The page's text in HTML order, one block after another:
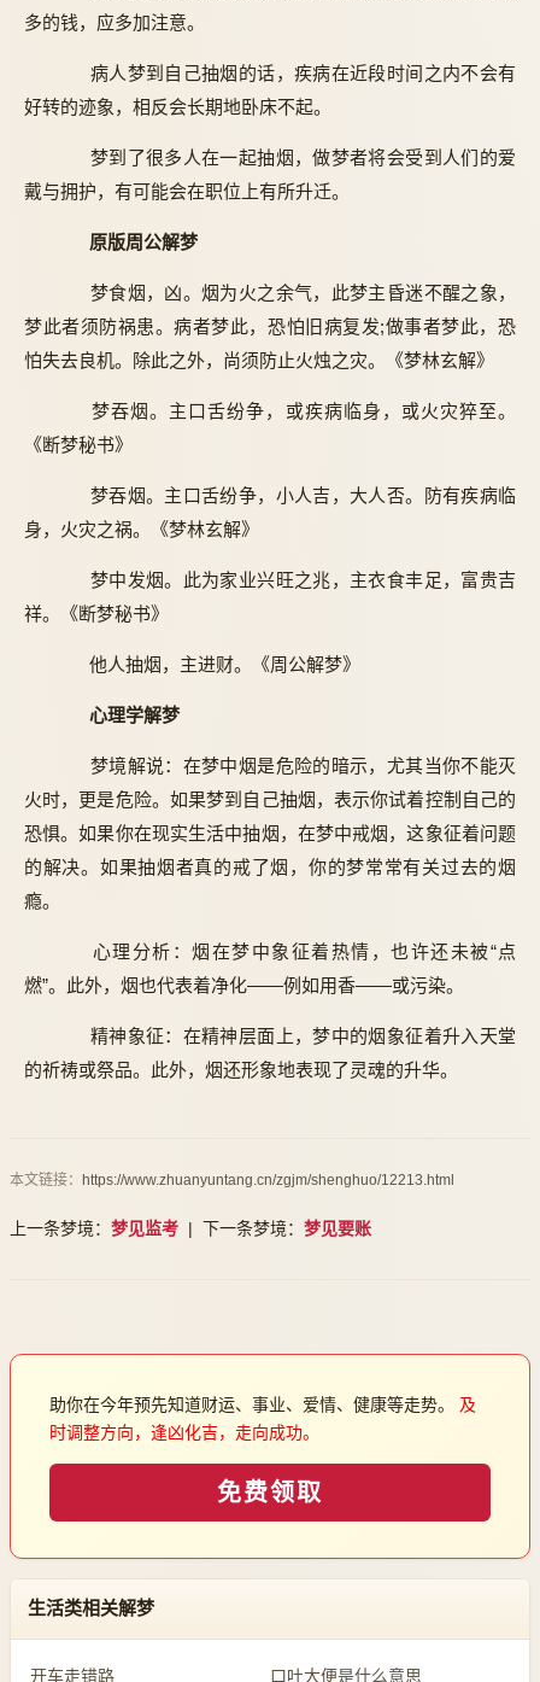
多的钱，应多加注意。
病人梦到自己抽烟的话，疾病在近段时间之内不会有
好转的迹象，相反会长期地卧床不起。
梦到了很多人在一起抽烟，做梦者将会受到人们的爱
戴与拥护，有可能会在职位上有所升迁。
原版周公解梦
梦食烟，凶。烟为火之余气，此梦主昏迷不醒之象，
梦此者须防祸患。病者梦此，恐怕旧病复发;做事者梦此，恐
怕失去良机。除此之外，尚须防止火烛之灾。《梦林玄解》
梦吞烟。主口舌纷争，或疾病临身，或火灾猝至。
《断梦秘书》
梦吞烟。主口舌纷争，小人吉，大人否。防有疾病临
身，火灾之祸。《梦林玄解》
梦中发烟。此为家业兴旺之兆，主衣食丰足，富贵吉
祥。《断梦秘书》
他人抽烟，主进财。《周公解梦》
心理学解梦
梦境解说：在梦中烟是危险的暗示，尤其当你不能灭
火时，更是危险。如果梦到自己抽烟，表示你试着控制自己的
恐惧。如果你在现实生活中抽烟，在梦中戒烟，这象征着问题
的解决。如果抽烟者真的戒了烟，你的梦常常有关过去的烟
瘾。
心理分析：烟在梦中象征着热情，也许还未被“点
燃”。此外，烟也代表着净化——例如用香——或污染。
精神象征：在精神层面上，梦中的烟象征着升入天堂
的祈祷或祭品。此外，烟还形象地表现了灵魂的升华。
本文链接： https://www.zhuanyuntang.cn/zgjm/shenghuo/12213.html
上一条梦境： 梦见监考 | 下一条梦境： 梦见要账
助你在今年预先知道财运、事业、爱情、健康等走势。 及
时调整方向，逢凶化吉，走向成功。
免费领取
生活类相关解梦
开车走错路 口吐大便是什么意思